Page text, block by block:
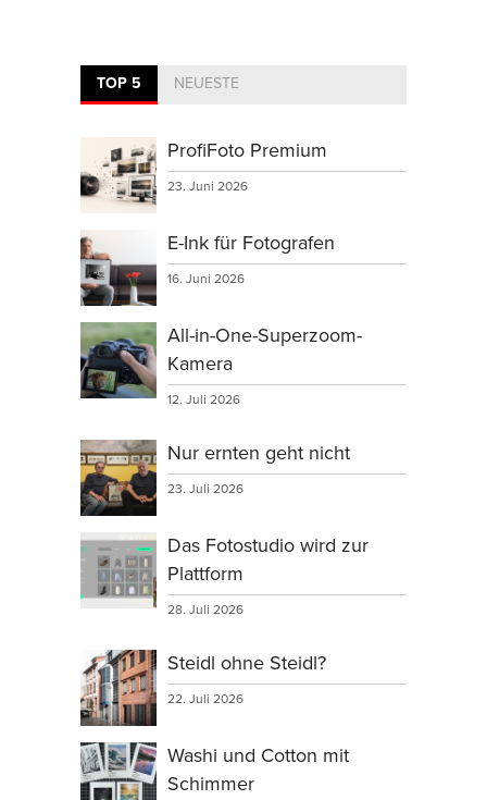
TOP 5 NEUESTE
ProfiFoto Premium
23. Juni 2026
E-Ink für Fotografen
16. Juni 2026
All-in-One-Superzoom-
Kamera
12. Juli 2026
Nur ernten geht nicht
23. Juli 2026
Das Fotostudio wird zur
Plattform
28. Juli 2026
Steidl ohne Steidl?
22. Juli 2026
Washi und Cotton mit
Schimmer